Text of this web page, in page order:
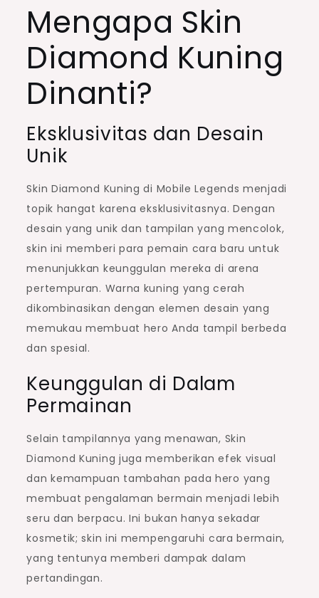
Mengapa Skin
Diamond Kuning
Dinanti?
Eksklusivitas dan Desain
Unik
Skin Diamond Kuning di Mobile Legends menjadi
topik hangat karena eksklusivitasnya. Dengan
desain yang unik dan tampilan yang mencolok,
skin ini memberi para pemain cara baru untuk
menunjukkan keunggulan mereka di arena
pertempuran. Warna kuning yang cerah
dikombinasikan dengan elemen desain yang
memukau membuat hero Anda tampil berbeda
dan spesial.
Keunggulan di Dalam
Permainan
Selain tampilannya yang menawan, Skin
Diamond Kuning juga memberikan efek visual
dan kemampuan tambahan pada hero yang
membuat pengalaman bermain menjadi lebih
seru dan berpacu. Ini bukan hanya sekadar
kosmetik; skin ini mempengaruhi cara bermain,
yang tentunya memberi dampak dalam
pertandingan.